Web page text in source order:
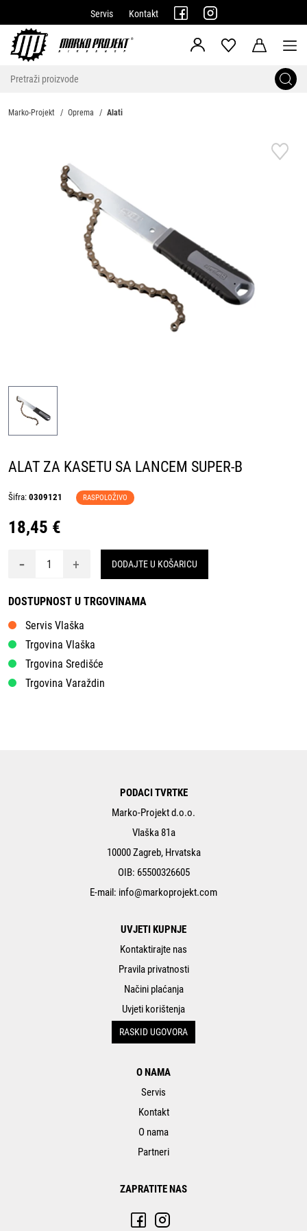
Servis Kontakt
Marko-Projekt Oprema Alati
ALAT ZA KASETU SA LANCEM SUPER-B
Šifra: 0309121 RASPOLOŽIVO
18,45 €
- + DODAJTE U KOŠARICU
DOSTUPNOST U TRGOVINAMA
Servis Vlaška
Trgovina Vlaška
Trgovina Središće
Trgovina Varaždin
PODACI TVRTKE
Marko-Projekt d.o.o.
Vlaška 81a
10000 Zagreb, Hrvatska
OIB: 65500326605
E-mail: info@markoprojekt.com
UVJETI KUPNJE
Kontaktirajte nas
Pravila privatnosti
Načini plaćanja
Uvjeti korištenja
RASKID UGOVORA
O NAMA
Servis
Kontakt
O nama
Partneri
ZAPRATITE NAS